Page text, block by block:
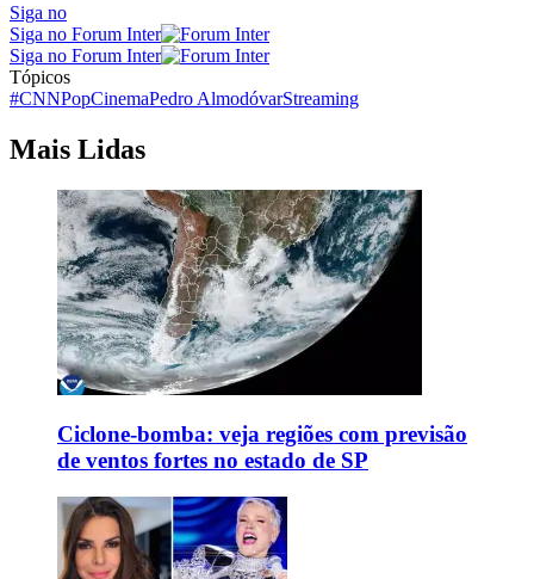
Siga no
Siga no Forum Inter
Siga no Forum Inter
Tópicos
#CNNPopCinemaPedro AlmodóvarStreaming
Mais Lidas
Ciclone-bomba: veja regiões com previsão
de ventos fortes no estado de SP